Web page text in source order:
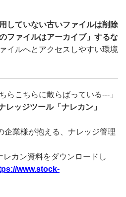
していない古いファイルは削除
ファイルはアーカイブ」するな
イルへとアクセスしやすい環境
らこちらに散らばっている---」
レッジツール「ナレカン」
企業様が抱える、ナレッジ管理
カン資料をダウンロードし
www.stock-